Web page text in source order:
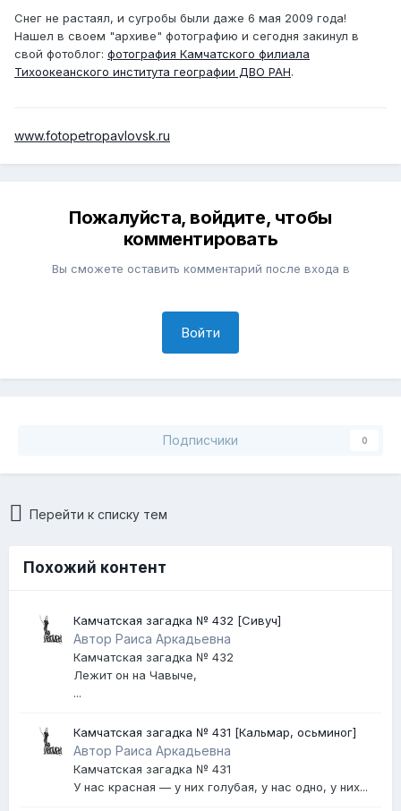
Снег не растаял, и сугробы были даже 6 мая 2009 года!
Нашел в своем "архиве" фотографию и сегодня закинул в
свой фотоблог: фотография Камчатского филиала
Тихоокеанского института географии ДВО РАН.
www.fotopetropavlovsk.ru
Пожалуйста, войдите, чтобы
комментировать
Вы сможете оставить комментарий после входа в
Войти
Подписчики 0
Перейти к списку тем
Похожий контент
Камчатская загадка № 432 [Сивуч]
Автор Раиса Аркадьевна
Камчатская загадка № 432
Лежит он на Чавыче,
...
Камчатская загадка № 431 [Кальмар, осьминог]
Автор Раиса Аркадьевна
Камчатская загадка № 431
У нас красная — у них голубая, у нас одно, у них...